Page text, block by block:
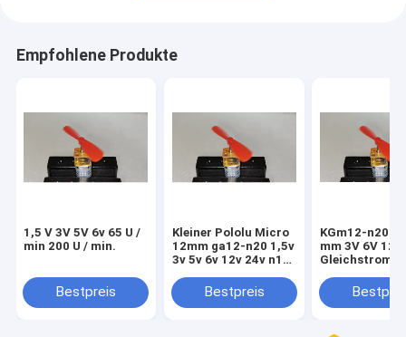
Empfohlene Produkte
1,5 V 3V 5V 6v 65 U /
min 200 U / min.
Bestpreis
Kleiner Pololu Micro
12mm ga12-n20 1,5v
3v 5v 6v 12v 24v n10
reinmetallischer
Getriebevermindermotor
Bestpreis
KGm12-n20
mm 3V 6V